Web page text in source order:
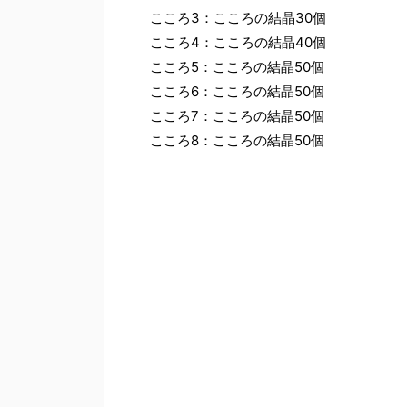
こころ3：こころの結晶30個
こころ4：こころの結晶40個
こころ5：こころの結晶50個
こころ6：こころの結晶50個
こころ7：こころの結晶50個
こころ8：こころの結晶50個